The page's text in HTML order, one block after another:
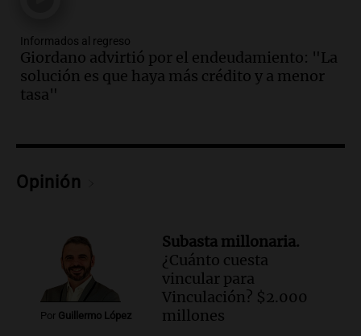
Audio.Una nutricionista derribó el mito
del desayuno ideal: qué alimentos
conviene priorizar
Audio.
Mateo, a los 25 años, lucha
contra el tiempo: necesita un trasplante
para poder seguir viviend
Una mañana para todos
Episodios
Informados al regreso
Giordano advirtió por el endeudamiento: "La
solución es que haya más crédito y a menor
tasa"
Opinión
Por Guillermo López
Subasta millonaria.
¿Cuánto cuesta
vincular para
Vinculación? $2.000
millones